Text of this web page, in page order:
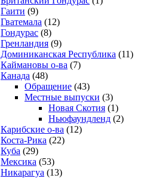
Гаити (9)
Гватемала (12)
Гондурас (8)
Гренландия (9)
Доминиканская Республика (11)
Каймановы о-ва (7)
Канада (48)
Обращение (43)
Местные выпуски (3)
Новая Скотия (1)
Ньюфаундленд (2)
Карибские о-ва (12)
Коста-Рика (22)
Куба (29)
Мексика (53)
Никарагуа (13)